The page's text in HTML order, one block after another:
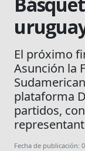
El próximo
Asunción la
plataforma
partidos,
Fecha de publicación: